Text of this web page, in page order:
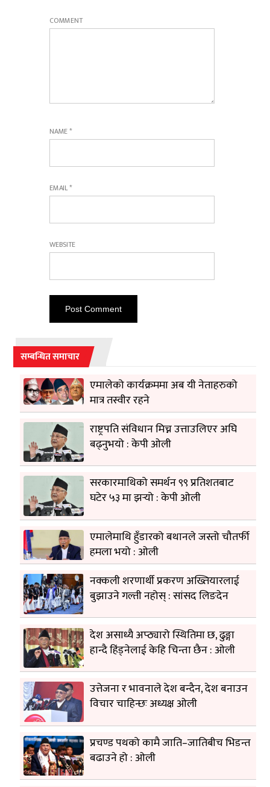
COMMENT
NAME*
EMAIL*
WEBSITE
सम्बन्धित समाचार
एमालेको कार्यक्रममा अब यी नेताहरुको
मात्र तस्वीर रहने
राष्ट्रपति संविधान मिच्न उत्ताउलिएर अघि
बढ्नुभयो : केपी ओली
सरकारमाथिको समर्थन ९९ प्रतिशतबाट
घटेर ५३ मा झर्‍यो : केपी ओली
एमालेमाथि हुँडारको बथानले जस्तो चौतर्फी
हमला भयो : ओली
नक्कली शरणार्थी प्रकरण अख्तियारलाई
बुझाउने गल्ती नहोस् : सांसद लिङदेन
देश असाध्यै अप्ठ्यारो स्थितिमा छ, ढुङ्गा
हान्दै हिंड्नेलाई केहि चिन्ता छैन : ओली
उत्तेजना र भावनाले देश बन्दैन, देश बनाउन
विचार चाहिन्छः अध्यक्ष ओली
प्रचण्ड पथको कामै जाति–जातिबीच भिडन्त
बढाउने हो : ओली